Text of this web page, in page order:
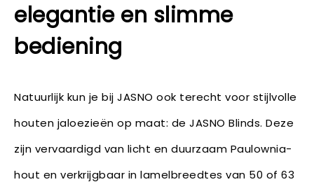
elegantie en slimme
bediening
Natuurlijk kun je bij JASNO ook terecht voor stijlvolle
houten jaloezieën op maat: de JASNO Blinds. Deze
zijn vervaardigd van licht en duurzaam Paulownia-
hout en verkrijgbaar in lamelbreedtes van 50 of 63